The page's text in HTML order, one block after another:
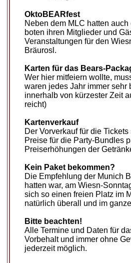
OktoBEARfest
Neben dem MLC hatten
boten ihren Mitglieder und
Veranstaltungen für den
Bräurosl.
Karten für das Bears-
Wer hier mitfeiern wollte,
waren jedes Jahr immer sehr
innerhalb von kürzester Zeit
reicht)
Kartenverkauf
Der Vorverkauf für die
Preise für die Party-Bundles
Preiserhöhungen der
Kein Paket bekommen?
Die Empfehlung der Munich
hatten war, am Wiesn-
sich so einen freien Platz im
natürlich überall und im
Bitte beachten!
Alle Termine und Daten für
Vorbehalt und immer ohne
jederzeit möglich.